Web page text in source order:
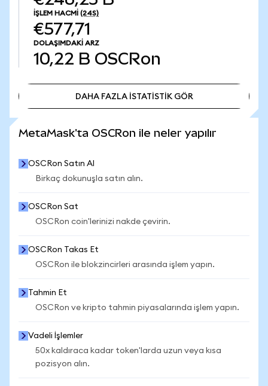
İŞLEM HACMI (24S)
€577,71
DOLAŞIMDAKI ARZ
10,22 B OSCRon
DAHA FAZLA İSTATİSTİK GÖR
MetaMask'ta OSCRon ile neler yapılır
OSCRon Satın Al
Birkaç dokunuşla satın alın.
OSCRon Sat
OSCRon coin'lerinizi nakde çevirin.
OSCRon Takas Et
OSCRon ile blokzincirleri arasında işlem yapın.
Tahmin Et
OSCRon ve kripto tahmin piyasalarında işlem yapın.
Vadeli İşlemler
50x kaldıraca kadar token'larda uzun veya kısa
pozisyon alın.